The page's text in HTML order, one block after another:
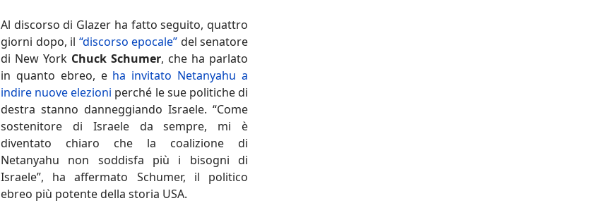
Al discorso di Glazer ha fatto seguito, quattro
giorni dopo, il “discorso epocale” del senatore
di New York Chuck Schumer, che ha parlato
in quanto ebreo, e ha invitato Netanyahu a
indire nuove elezioni perché le sue politiche di
destra stanno danneggiando Israele. “Come
sostenitore di Israele da sempre, mi è
diventato chiaro che la coalizione di
Netanyahu non soddisfa più i bisogni di
Israele”, ha affermato Schumer, il politico
ebreo più potente della storia USA.